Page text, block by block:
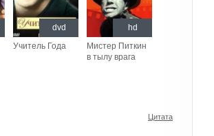
Учитель Года
dvd
Мистер Питкин
в тылу врага
hd
Цитата